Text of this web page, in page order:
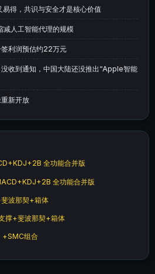
得，共识与安全才是核心价值
人工智能代理的规模
利润预估约22万元
收到通知，中国大陆还没推出“Apple智能
新开放
全功能合并版
全功能合并版
波那契+箱体
撑+斐波那契+箱体
+SMC组合